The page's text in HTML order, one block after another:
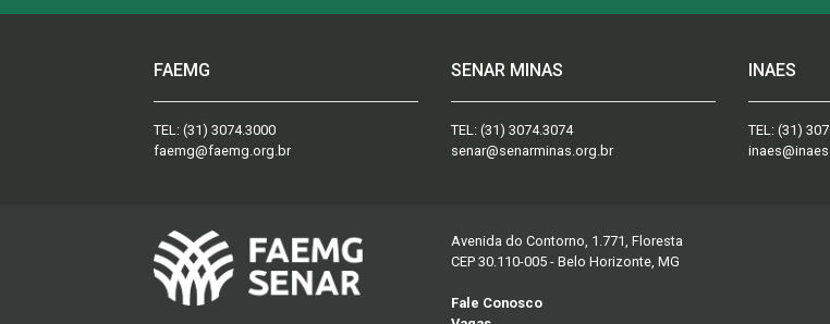
FAEMG
TEL: (31) 3074.3000
faemg@faemg.org.br
SENAR MINAS
TEL: (31) 3074.3074
senar@senarminas.org.br
INAES
TEL: (31)
Avenida do Contorno, 1.771, Floresta
CEP 30.110-005 - Belo Horizonte, MG
Fale Conosco